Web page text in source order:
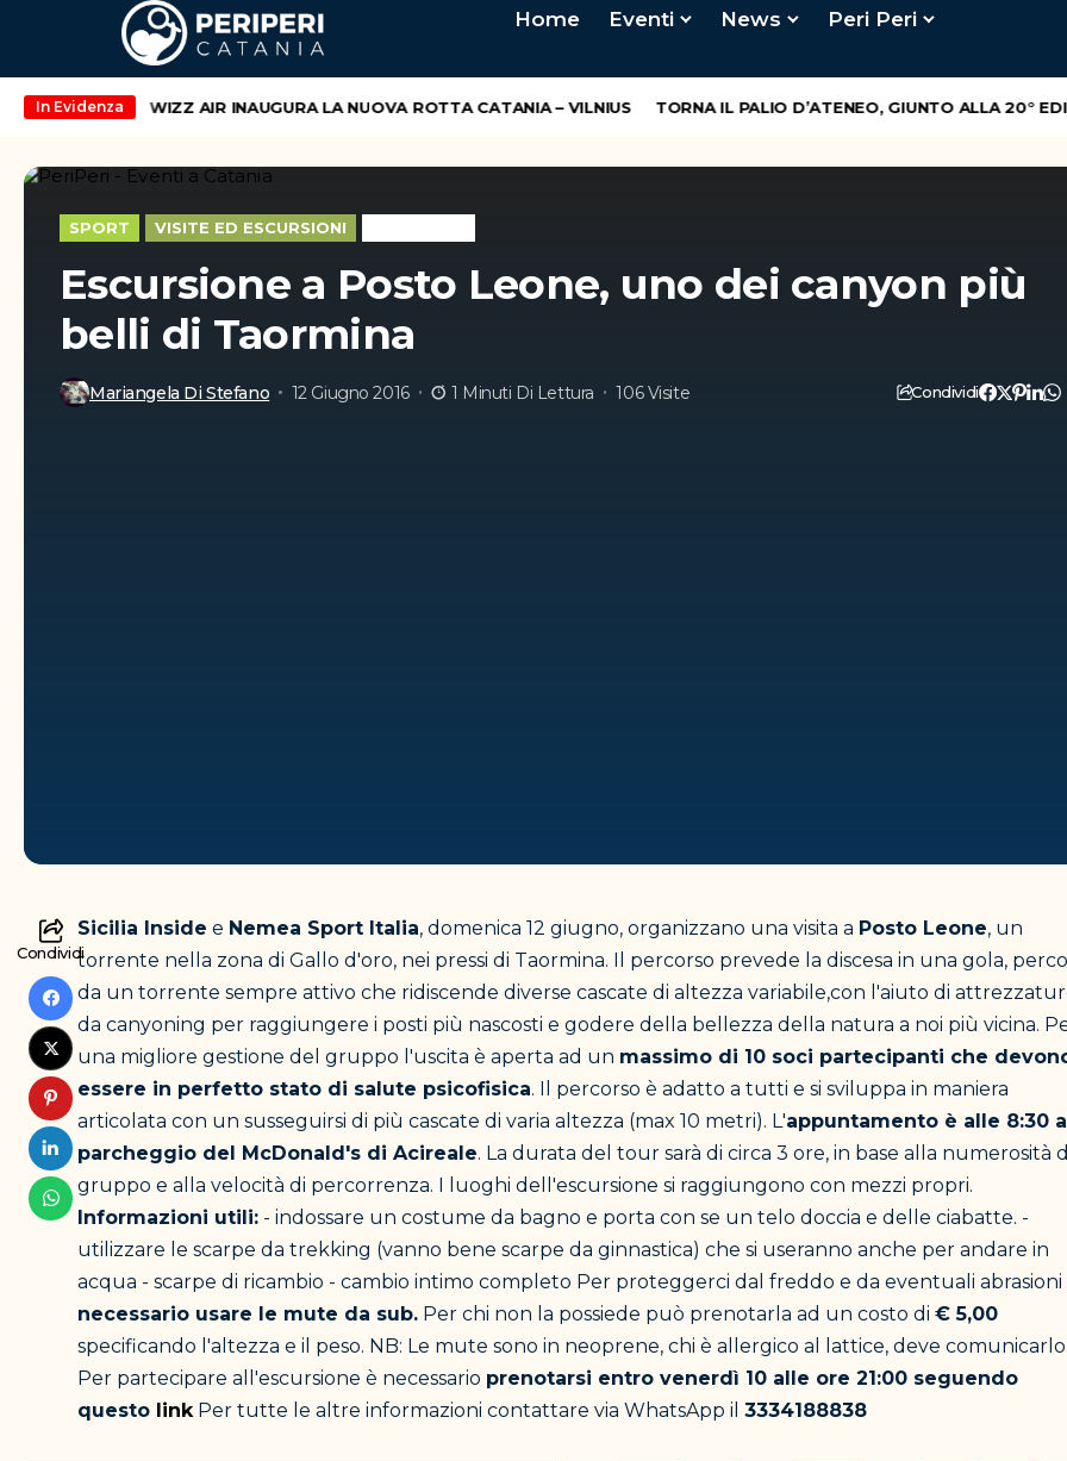
Home Eventi News Peri Peri
In Evidenza
di maggio WIZZ AIR INAUGURA LA NUOVA ROTTA CATANIA – VILNIUS TORNA IL PALIO D’ATENEO, GIUNTO ALLA 20°
SPORT VISITE ED ESCURSIONI
Escursione a Posto Leone, uno dei canyon più
belli di Taormina
Mariangela Di Stefano 12 Giugno 2016 1 Minuti Di Lettura 106 Visite Condividi
Condividi
Sicilia Inside e Nemea Sport Italia, domenica 12 giugno, organizzano una visita a Posto Leone, un
torrente nella zona di Gallo d'oro, nei pressi di Taormina. Il percorso prevede la discesa in una gola,
da un torrente sempre attivo che ridiscende diverse cascate di altezza variabile,con l'aiuto di
da canyoning per raggiungere i posti più nascosti e godere della bellezza della natura a noi più vicina.
una migliore gestione del gruppo l'uscita è aperta ad un massimo di 10 soci partecipanti che
essere in perfetto stato di salute psicofisica. Il percorso è adatto a tutti e si sviluppa in maniera
articolata con un susseguirsi di più cascate di varia altezza (max 10 metri). L'appuntamento è alle 8:30
parcheggio del McDonald's di Acireale. La durata del tour sarà di circa 3 ore, in base alla numerosità
gruppo e alla velocità di percorrenza. I luoghi dell'escursione si raggiungono con mezzi propri.
Informazioni utili: - indossare un costume da bagno e porta con se un telo doccia e delle ciabatte. -
utilizzare le scarpe da trekking (vanno bene scarpe da ginnastica) che si useranno anche per andare in
acqua - scarpe di ricambio - cambio intimo completo Per proteggerci dal freddo e da eventuali abrasioni
necessario usare le mute da sub. Per chi non la possiede può prenotarla ad un costo di € 5,00
specificando l'altezza e il peso. NB: Le mute sono in neoprene, chi è allergico al lattice, deve comunicarlo.
Per partecipare all'escursione è necessario prenotarsi entro venerdì 10 alle ore 21:00 seguendo
questo link Per tutte le altre informazioni contattare via WhatsApp il 3334188838